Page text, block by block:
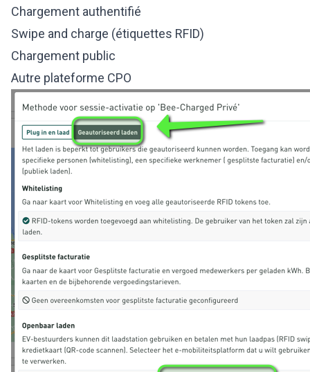
Chargement authentifié
Swipe and charge (étiquettes RFID)
Chargement public
Autre plateforme CPO